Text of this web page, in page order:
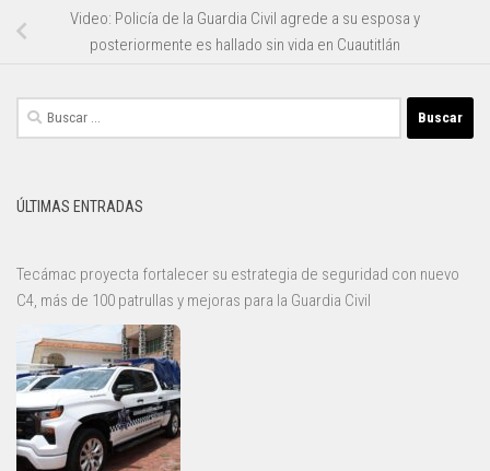
Video: Policía de la Guardia Civil agrede a su esposa y
posteriormente es hallado sin vida en Cuautitlán
Buscar:
ÚLTIMAS ENTRADAS
Tecámac proyecta fortalecer su estrategia de seguridad con nuevo
C4, más de 100 patrullas y mejoras para la Guardia Civil